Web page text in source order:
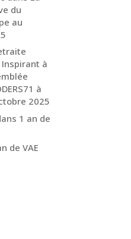
du
au
à
à
2025
1 an de
de VAE